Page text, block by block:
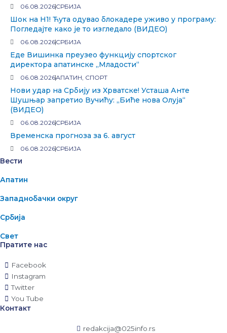
06.08.2026СРБИЈА
Шок на Н1! Ћута одувао блокадере уживо у програму:
Погледајте како је то изгледало (ВИДЕО)
06.08.2026СРБИЈА
Еде Вишинка преузео функцију спортског
директора апатинске „Младости“
06.08.2026АПАТИН, СПОРТ
Нови удар на Србију из Хрватске! Усташа Анте
Шушњар запретио Вучићу: „Биће нова Олуја“
(ВИДЕО)
06.08.2026СРБИЈА
Временска прогноза за 6. август
06.08.2026СРБИЈА
Вести
Апатин
Западнобачки округ
Србија
Свет
Пратите нас
Facebook
Instagram
Twitter
You Tube
Контакт
redakcija@025info.rs